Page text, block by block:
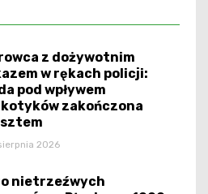
z dożywotnim
w rękach policji:
pod wpływem
zakończona
2026
nietrzeźwych